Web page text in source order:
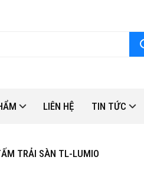
LIÊN HỆ TIN TỨC
TRẢI SÀN TL-LUMIO